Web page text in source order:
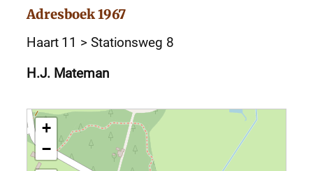
Adresboek 1967
Haart 11 > Stationsweg 8
H.J. Mateman
+
−